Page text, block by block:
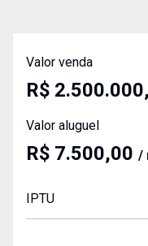
Valor venda
R$
Valor aluguel
R$ 7.500,00 /
IPTU